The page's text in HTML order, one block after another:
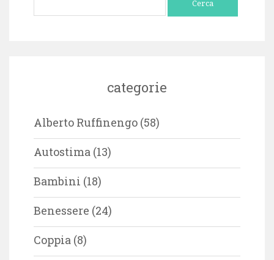
categorie
Alberto Ruffinengo (58)
Autostima (13)
Bambini (18)
Benessere (24)
Coppia (8)